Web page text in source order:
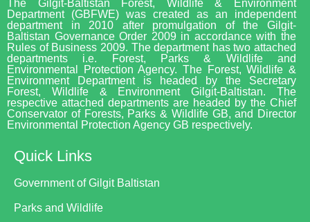
The Gilgit-Baltistan Forest, Wildlife & Environment
Department (GBFWE) was created as an independent
department in 2010 after promulgation of the Gilgit-
Baltistan Governance Order 2009 in accordance with the
Rules of Business 2009. The department has two attached
departments i.e. Forest, Parks & Wildlife and
Environmental Protection Agency. The Forest, Wildlife &
Environment Department is headed by the Secretary
Forest, Wildlife & Environment Gilgit-Baltistan. The
respective attached departments are headed by the Chief
Conservator of Forests, Parks & Wildlife GB, and Director
Environmental Protection Agency GB respectively.
Quick Links
Government of Gilgit Baltistan
Parks and Wildlife